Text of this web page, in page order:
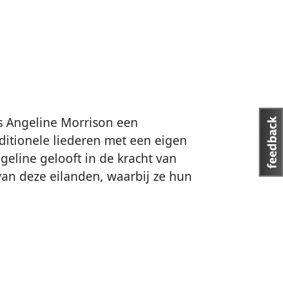
Angeline Morrison een
liederen met een eigen
gelooft in de kracht van
deze eilanden, waarbij ze hun